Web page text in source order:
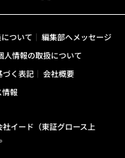
ついて
編集部へメッセージ
人情報の取扱について
づく表記
会社概要
情報
イード（東証グロース上